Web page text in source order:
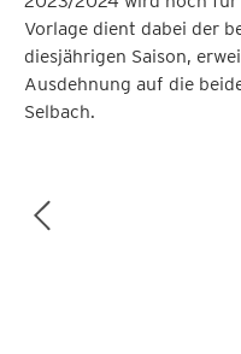
Vorlage dient dabei der
diesjährigen Saison,
Ausdehnung auf die
Selbach.